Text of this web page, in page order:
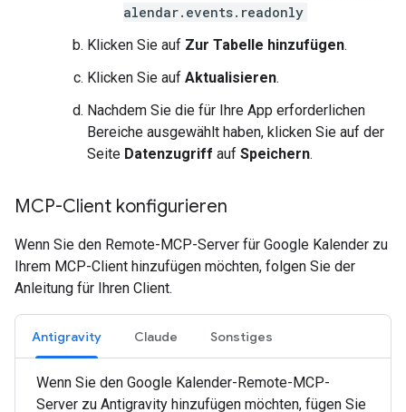
alendar.events.readonly
Klicken Sie auf Zur Tabelle hinzufügen.
Klicken Sie auf Aktualisieren.
Nachdem Sie die für Ihre App erforderlichen
Bereiche ausgewählt haben, klicken Sie auf der
Seite Datenzugriff auf Speichern.
MCP-Client konfigurieren
Wenn Sie den Remote-MCP-Server für Google Kalender zu
Ihrem MCP-Client hinzufügen möchten, folgen Sie der
Anleitung für Ihren Client.
Antigravity Claude Sonstiges
Wenn Sie den Google Kalender-Remote-MCP-
Server zu Antigravity hinzufügen möchten, fügen Sie